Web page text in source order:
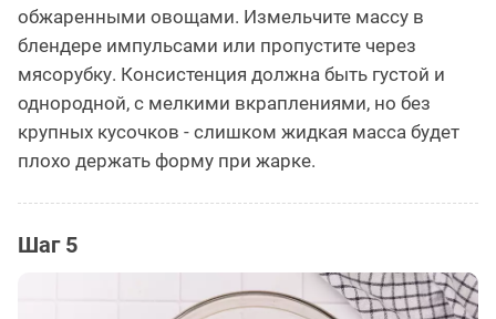
обжаренными овощами. Измельчите массу в
блендере импульсами или пропустите через
мясорубку. Консистенция должна быть густой и
однородной, с мелкими вкраплениями, но без
крупных кусочков - слишком жидкая масса будет
плохо держать форму при жарке.
Шаг 5